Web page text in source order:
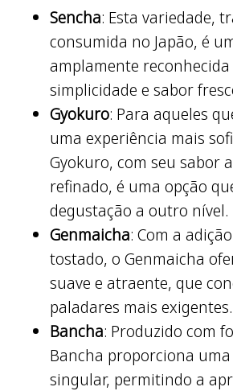
Sencha: Esta variedade,
consumida no Japão, é
amplamente
simplicidade e sabor
Gyokuro: Para aqueles
uma experiência mais
Gyokuro, com seu sabor
refinado, é uma opção
degustação a outro nível.
Genmaicha: Com a
tostado, o Genmaicha
suave e atraente, que
paladares mais exigentes.
Bancha: Produzido com
Bancha proporciona
singular, permitindo a